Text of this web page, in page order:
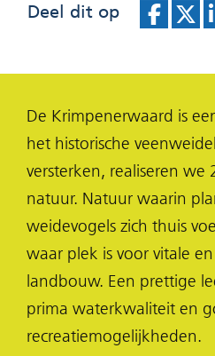
Deel dit op
e
e
n
o
p
F
a
c
e
b
e
e
n
o
p
X
(opent
in
nieuw
venster)
e
e
n
o
p
L
i
n
k
De Krimpenerwaard is
het historische
versterken, realiseren
natuur. Natuur waarin
weidevogels zich thuis
waar plek is voor vitale
landbouw. Een prettige
prima waterkwaliteit en
recreatiemogelijkheden.